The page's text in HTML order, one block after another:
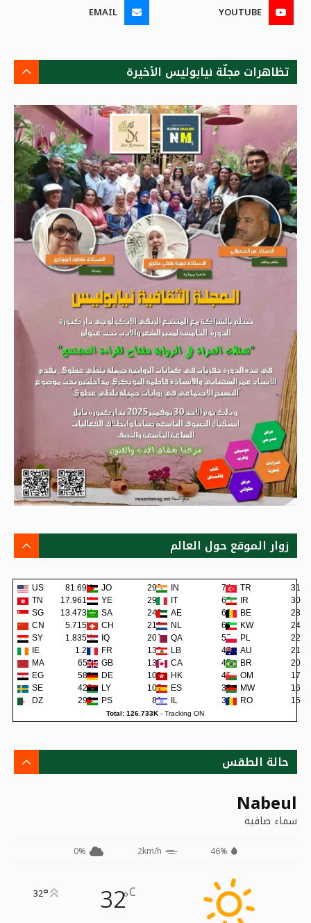
YOUTUBE
EMAIL
تظاهرات مجلّة نيابوليس الأخيرة
زوار الموقع حول العالم
US 81.69K JO 293 IN 74 TR
31
TN
17.961K YE 291 IT 62 IR
30
SG
13.473K SA 243 AE 62 BE
28
CN
5.715K CH 219 NL 60 KW
24
SY
1.835K IQ 202 QA 57 PL
22
IE
1.2K FR 138 LB 48 AU
21
MA
659 GB 135 CA 45 BR
20
EG
581 DE 109 HK 42 OM
17
SE
422 LY 105 ES 38 MW
16
DZ
299 PS 80 IL 36 RO 15
Total: 126.733K- Tracking ON
حالة الطقس
Nabeul
سماء صافية
46%
2km/h
0%
32°C
32°